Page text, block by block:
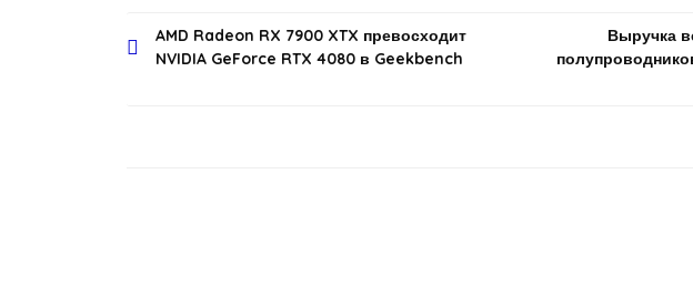
Навигация
AMD Radeon RX 7900 XTX превосходит
NVIDIA GeForce RTX 4080 в Geekbench
Выручка